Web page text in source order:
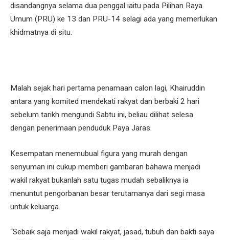
disandangnya selama dua penggal iaitu pada Pilihan Raya
Umum (PRU) ke 13 dan PRU-14 selagi ada yang memerlukan
khidmatnya di situ.
Malah sejak hari pertama penamaan calon lagi, Khairuddin
antara yang komited mendekati rakyat dan berbaki 2 hari
sebelum tarikh mengundi Sabtu ini, beliau dilihat selesa
dengan penerimaan penduduk Paya Jaras.
Kesempatan menemubual figura yang murah dengan
senyuman ini cukup memberi gambaran bahawa menjadi
wakil rakyat bukanlah satu tugas mudah sebaliknya ia
menuntut pengorbanan besar terutamanya dari segi masa
untuk keluarga.
“Sebaik saja menjadi wakil rakyat, jasad, tubuh dan bakti saya